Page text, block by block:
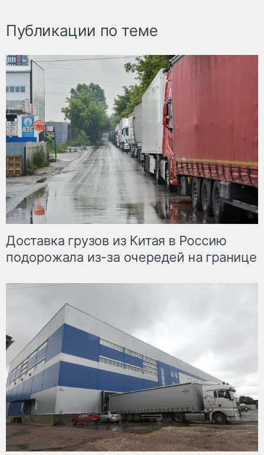
Публикации по теме
Доставка грузов из Китая в Россию
подорожала из-за очередей на границе